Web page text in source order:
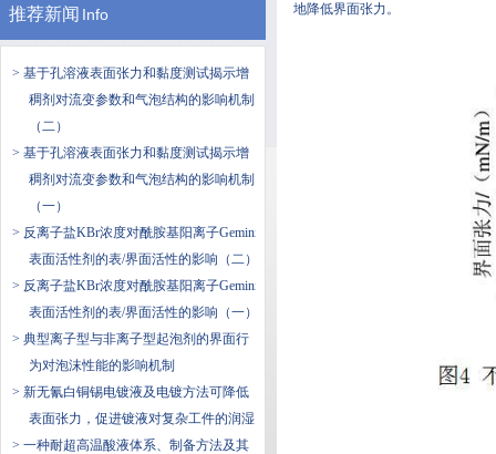
推荐新闻 Info
> 基于孔溶液表面张力和黏度测试揭示增
稠剂对流变参数和气泡结构的影响机制
（二）
> 基于孔溶液表面张力和黏度测试揭示增
稠剂对流变参数和气泡结构的影响机制
（一）
> 反离子盐KBr浓度对酰胺基阳离子Gemini
表面活性剂的表/界面活性的影响（二）
> 反离子盐KBr浓度对酰胺基阳离子Gemini
表面活性剂的表/界面活性的影响（一）
> 典型离子型与非离子型起泡剂的界面行
为对泡沫性能的影响机制
> 新无氰白铜锡电镀液及电镀方法可降低
表面张力，促进镀液对复杂工件的润湿
> 一种耐超高温酸液体系、制备方法及其
地降低界面张力。